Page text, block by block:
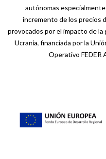
autónomas
incremento de los precios
provocados por el impacto de
Ucrania, financiada por la
Operativo FEDER